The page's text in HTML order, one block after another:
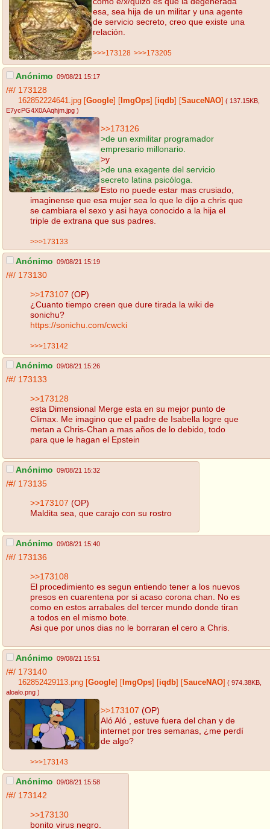
esa, sea hija de un militar y una agente
de servicio secreto, creo que existe una
relación.
>>>173128 >>>173205
Anónimo 09/08/21 15:17
/#/ 173128
162852224641.jpg Google ImgOps iqdb SauceNAO ( 137.15KB
E7ycPG4X0AAqhjm.jpg )
>>173126
>de un exmilitar programador
empresario millonario.
>y
>de una exagente del servicio
secreto latina psicóloga.
Esto no puede estar mas crusiado,
imaginense que esa mujer sea lo que le dijo a chris que
se cambiara el sexo y asi haya conocido a la hija el
triple de extrana que sus padres.
>>>173133
Anónimo 09/08/21 15:19
/#/ 173130
>>173107 (OP)
¿Cuanto tiempo creen que dure tirada la wiki de
sonichu?
https://sonichu.com/cwcki
>>>173142
Anónimo 09/08/21 15:26
/#/ 173133
>>173128
esta Dimensional Merge esta en su mejor punto de
Climax. Me imagino que el padre de Isabella logre que
metan a Chris-Chan a mas años de lo debido, todo
para que le hagan el Epstein
Anónimo 09/08/21 15:32
/#/ 173135
>>173107 (OP)
Maldita sea, que carajo con su rostro
Anónimo 09/08/21 15:40
/#/ 173136
>>173108
El procedimiento es segun entiendo tener a los nuevos
presos en cuarentena por si acaso corona chan. No es
como en estos arrabales del tercer mundo donde tiran
a todos en el mismo bote.
Asi que por unos dias no le borraran el cero a Chris.
Anónimo 09/08/21 15:51
/#/ 173140
162852429113.png Google ImgOps iqdb SauceNAO ( 974.38KB
aloalo.png )
>>173107 (OP)
Aló Aló , estuve fuera del chan y de
internet por tres semanas, ¿me perdí
de algo?
>>>173143
Anónimo 09/08/21 15:58
/#/ 173142
>>173130
bonito virus negro.